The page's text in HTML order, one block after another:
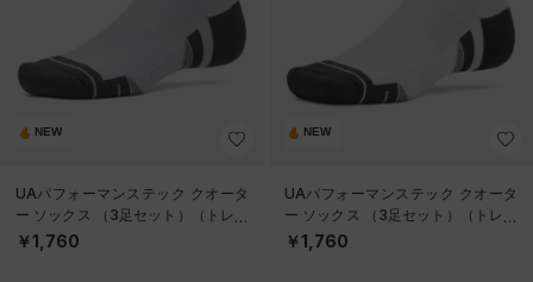
NEW
UAパフォーマンステック クオータ
ー ソックス （3足セット）（トレー
ニング/UNISEX）
￥1,760
NEW
UAパフォーマンステック クオータ
ー ソックス （3足セット）（トレー
ニング/UNISEX）
￥1,760